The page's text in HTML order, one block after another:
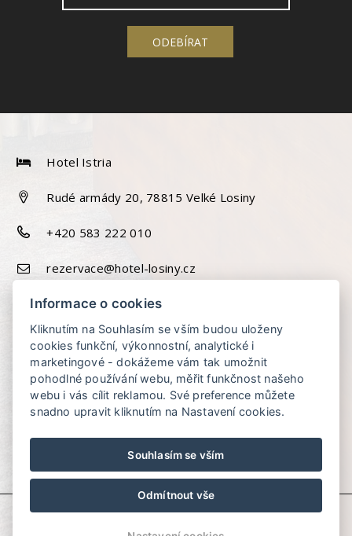
Hotel Istria
Rudé armády 20, 78815 Velké Losiny
+420 583 222 010
rezervace@hotel-losiny.cz
Informace o cookies
Kliknutím na Souhlasím se vším budou uloženy
cookies funkční, výkonnostní, analytické i
marketingové - dokážeme vám tak umožnit
pohodlné používání webu, měřit funkčnost našeho
webu i vás cílit reklamou. Své preference můžete
snadno upravit kliknutím na Nastavení cookies.
Souhlasím se vším
Odmítnout vše